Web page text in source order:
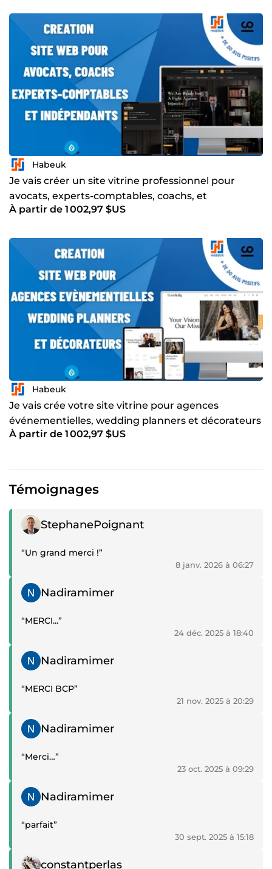
Habeuk
Je vais créer un site vitrine professionnel pour
avocats, experts-comptables, coachs, et
indépendants
À partir de 1 002,97 $US
Habeuk
Je vais crée votre site vitrine pour agences
événementielles, wedding planners et décorateurs
À partir de 1 002,97 $US
Témoignages
Témoignage positif
StephanePoignant
“Un grand merci !”
8 janv. 2026 à 06:27
Témoignage positif
Nadiramimer
“MERCI...”
24 déc. 2025 à 18:40
Témoignage positif
Nadiramimer
“MERCI BCP”
21 nov. 2025 à 20:29
Témoignage positif
Nadiramimer
“Merci…”
23 oct. 2025 à 09:29
Témoignage positif
Nadiramimer
“parfait”
30 sept. 2025 à 15:18
Témoignage positif
constantperlas